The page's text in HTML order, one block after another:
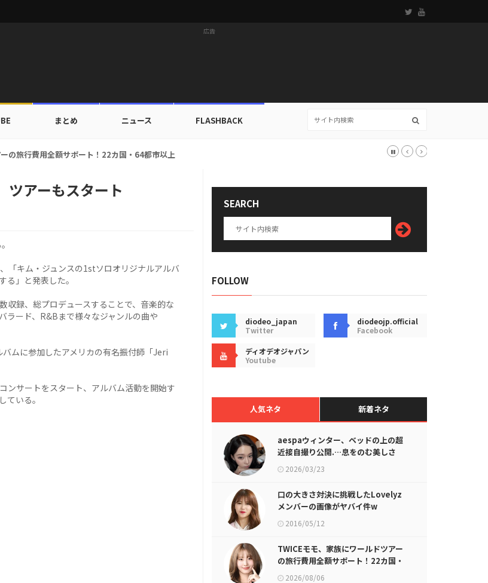
広告
まとめ ニュース FLASHBACK
クルックで近況公開… 「REVIVE +」以降のグラビア活動
ツアーもスタート
「キム・ジュンスの1stソロオリジナルアルバ
」と発表した。
収録、総プロデュースすることで、音楽的な
ラード、R&Bまで様々なジャンルの曲や
ムに参加したアメリカの有名振付師「Jeri
ンサートをスタート、アルバム活動を開始す
ている。
SEARCH
FOLLOW
diodeo_japan
Twitter
diodeojp.official
Facebook
ディオデオジャパン
Youtube
人気ネタ 新着ネタ
aespaウィンター、ベッドの上の超
近接自撮り公開.…息をのむ美しさ
2026/03/23
口の大きさ対決に挑戦したLovelyz
メンバーの画像がヤバイ件w
2016/05/12
TWICEモモ、家族にワールドツアー
の旅行費用全額サポート！22カ国・
64都市以上
2026/08/06